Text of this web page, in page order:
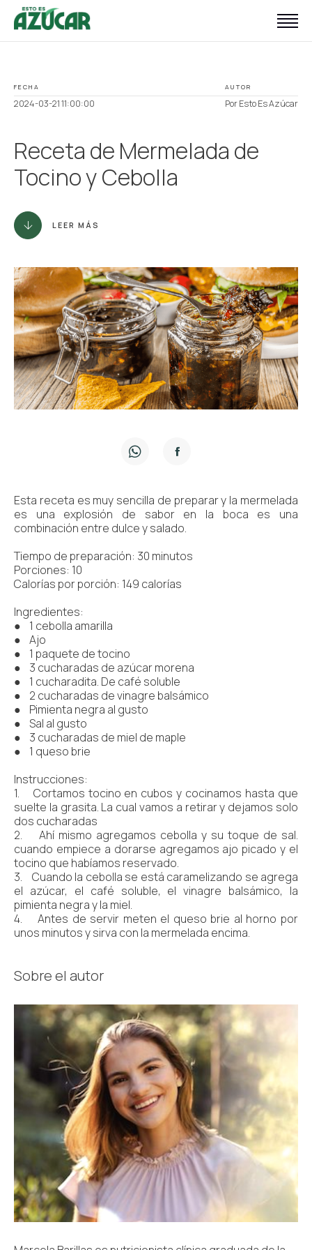
Con balance
Blog
Publicaciones
FECHA
2024-03-21 11:00:00
AUTOR
Por Esto Es Azúcar
Receta de Mermelada de
Tocino y Cebolla
LEER MÁS
Esta receta es muy sencilla de preparar y la mermelada
es una explosión de sabor en la boca es una
combinación entre dulce y salado.
Tiempo de preparación: 30 minutos
Porciones: 10
Calorías por porción: 149 calorías
Ingredientes:
● 1 cebolla amarilla
● Ajo
● 1 paquete de tocino
● 3 cucharadas de azúcar morena
● 1 cucharadita. De café soluble
● 2 cucharadas de vinagre balsámico
● Pimienta negra al gusto
● Sal al gusto
● 3 cucharadas de miel de maple
● 1 queso brie
Instrucciones:
1. Cortamos tocino en cubos y cocinamos hasta que
suelte la grasita. La cual vamos a retirar y dejamos solo
dos cucharadas
2. Ahí mismo agregamos cebolla y su toque de sal.
cuando empiece a dorarse agregamos ajo picado y el
tocino que habíamos reservado.
3. Cuando la cebolla se está caramelizando se agrega
el azúcar, el café soluble, el vinagre balsámico, la
pimienta negra y la miel.
4. Antes de servir meten el queso brie al horno por
unos minutos y sirva con la mermelada encima.
Sobre el autor